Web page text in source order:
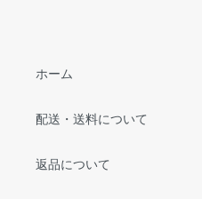
ホーム
配送・送料について
返品について